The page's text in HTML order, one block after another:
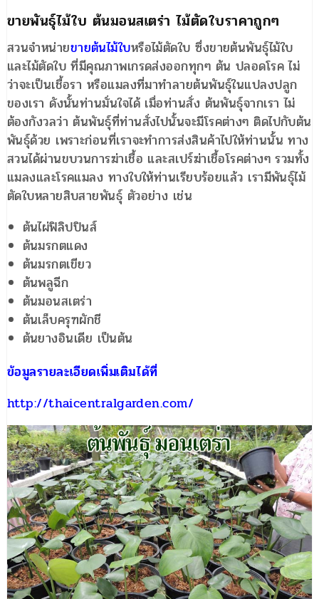
ขายพันธุ์ไม้ใบ ต้นมอนสเตร่า ไม้ตัดใบราคาถูกๆ
สวนจำหน่ายขายต้นไม้ใบหรือไม้ตัดใบ ซึ่งขายต้นพันธุ์ไม้ใบ
และไม้ตัดใบ ที่มีคุณภาพเกรดส่งออกทุกๆ ต้น ปลอดโรค ไม่
ว่าจะเป็นเชื้อรา หรือแมลงที่มาทำลายต้นพันธุ์ในแปลงปลูก
ของเรา ดังนั้นท่านมั่นใจได้ เมื่อท่านสั่ง ต้นพันธุ์จากเรา ไม่
ต้องกังวลว่า ต้นพันธุ์ที่ท่านสั่งไปนั้นจะมีโรคต่างๆ ติดไปกับต้น
พันธุ์ด้วย เพราะก่อนที่เราจะทำการส่งสินค้าไปให้ท่านนั้น ทาง
สวนได้ผ่านขบวนการฆ่าเชื้อ และสเปร์ฆ่าเชื้อโรคต่างๆ รวมทั้ง
แมลงและโรคแมลง ทางใบให้ท่านเรียบร้อยแล้ว เรามีพันธุ์ไม้
ตัดใบหลายสิบสายพันธุ์ ตัวอย่าง เช่น
ต้นไผ่ฟิลิปปินส์
ต้นมรกตแดง
ต้นมรกตเขียว
ต้นพลูฉีก
ต้นมอนสเตร่า
ต้นเล็บครุฑผักชี
ต้นยางอินเดีย เป็นต้น
ข้อมูลรายละเอียดเพิ่มเติมได้ที่
http://thaicentralgarden.com/